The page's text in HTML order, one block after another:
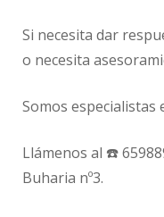
Si necesita dar
o necesita
Somos especialistas
Llámenos al ☎️
Buharia nº3.